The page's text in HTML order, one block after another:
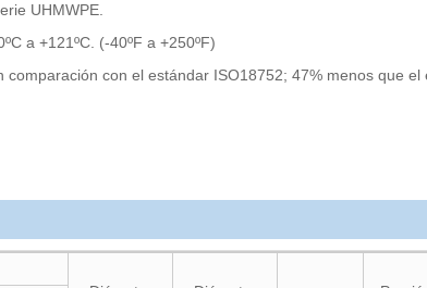
UHMWPE.
a +121ºC. (-40ºF a +250ºF)
con el estándar ISO18752; 47% menos que el